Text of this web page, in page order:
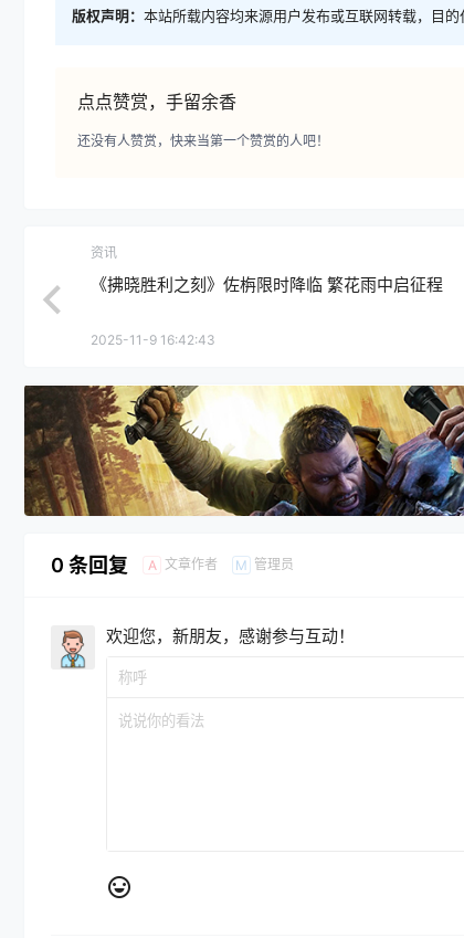
版权声明： 本站所载内容均来源用户发布或互联网转载，目
点点赞赏，手留余香
还没有人赞赏，快来当第一个赞赏的人吧！
资讯
《拂晓胜利之刻》佐栴限时降临 繁花雨中启征程
2025-11-9 16:42:43
0 条回复 A 文章作者 M 管理员
欢迎您，新朋友，感谢参与互动！